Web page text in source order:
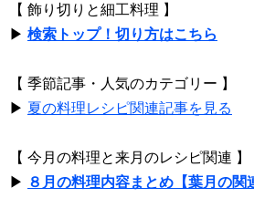
【 飾り切りと細工料理 】
▶ 検索トップ！切り方はこちら
【 季節記事・人気のカテゴリー 】
▶ 夏の料理レシピ関連記事を見る
【 今月の料理と来月のレシピ関連 】
▶ ８月の料理内容まとめ【葉月の関